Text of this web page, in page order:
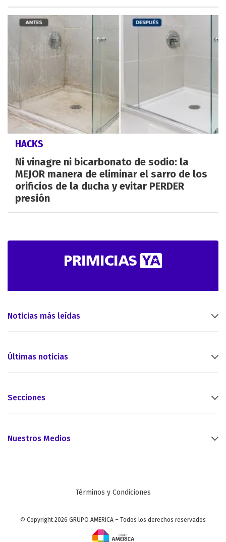
HACKS
Ni vinagre ni bicarbonato de sodio: la
MEJOR manera de eliminar el sarro de los
orificios de la ducha y evitar PERDER
presión
Noticias más leídas
Últimas noticias
Secciones
Nuestros Medios
Términos y Condiciones
© Copyright 2026 GRUPO AMERICA – Todos los derechos reservados